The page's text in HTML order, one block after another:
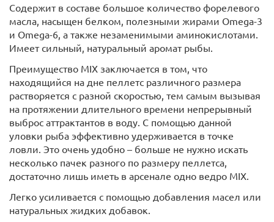
Содержит в составе большое количество форелевого
масла, насыщен белком, полезными жирами Omega-3
и Omega-6, а также незаменимыми аминокислотами.
Имеет сильный, натуральный аромат рыбы.
Преимущество MIX заключается в том, что
находящийся на дне пеллетс различного размера
растворяется с разной скоростью, тем самым вызывая
на протяжении длительного времени непрерывный
выброс аттрактантов в воду. С помощью данной
уловки рыба эффективно удерживается в точке
ловли. Это очень удобно – больше не нужно искать
несколько пачек разного по размеру пеллетса,
достаточно лишь иметь в арсенале одно ведро MIX.
Легко усиливается с помощью добавления масел или
натуральных жидких добавок.